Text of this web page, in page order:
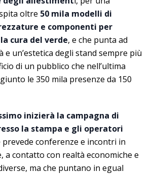
oltre 50 mila modelli di
e componenti per
cura del verde, e che punta ad
e un’estetica degli stand sempre più
di un pubblico che nell’ultima
le 350 mila presenze da 150
inizierà la campagna di
la stampa e gli operatori
prevede conferenze e incontri in
a contatto con realtà economiche e
ma che puntano in egual